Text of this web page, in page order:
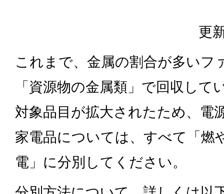
更
これまで、金属の割合が多いフ
「資源物の金属類」で回収して
対象品目が拡大されたため、電
家電品については、すべて「燃
電」に分別してください。